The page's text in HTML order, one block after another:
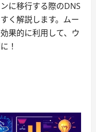
に移行する際のDNS
く解説します。ムー
果的に利用して、ウ
！